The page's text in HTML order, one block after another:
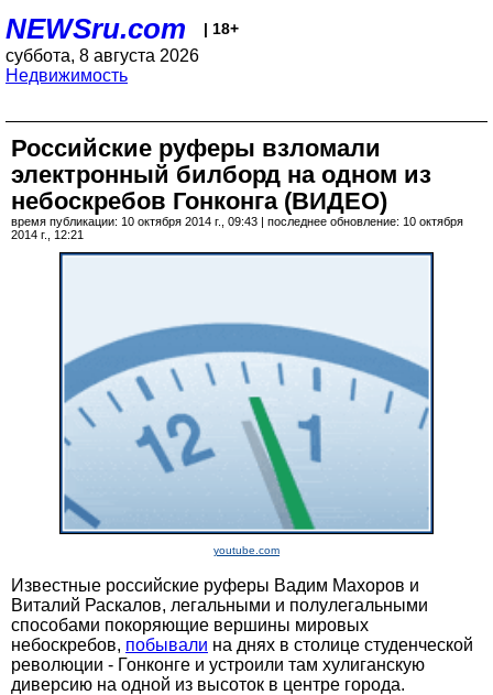
NEWSru.com | 18+
суббота, 8 августа 2026
Недвижимость
Российские руферы взломали
электронный билборд на одном из
небоскребов Гонконга (ВИДЕО)
время публикации: 10 октября 2014 г., 09:43 | последнее обновление: 10 октября
2014 г., 12:21
youtube.com
Известные российские руферы Вадим Махоров и
Виталий Раскалов, легальными и полулегальными
способами покоряющие вершины мировых
небоскребов, побывали на днях в столице студенческой
революции - Гонконге и устроили там хулиганскую
диверсию на одной из высоток в центре города.